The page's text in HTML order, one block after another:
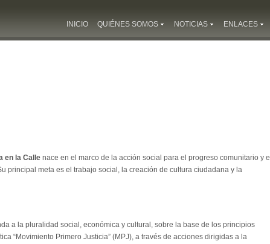
INICIO QUIÉNES SOMOS NOTICIAS ENLACES
en la Calle nace en el marco de la acción social para el progreso comunitario y el
principal meta es el trabajo social, la creación de cultura ciudadana y la
a la pluralidad social, económica y cultural, sobre la base de los principios
“Movimiento Primero Justicia” (MPJ), a través de acciones dirigidas a la